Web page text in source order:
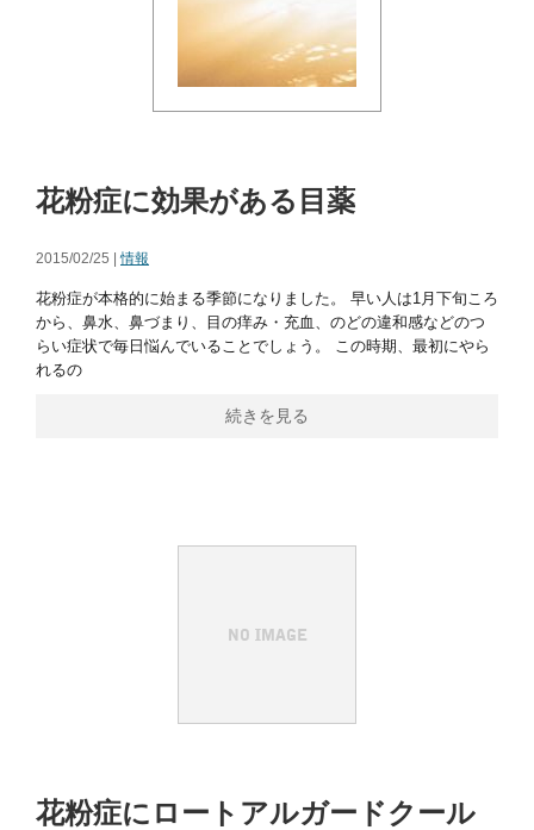
花粉症に効果がある目薬
2015/02/25 |情報
花粉症が本格的に始まる季節になりました。 早い人は1月下旬ころ
から、鼻水、鼻づまり、目の痒み・充血、のどの違和感などのつ
らい症状で毎日悩んでいることでしょう。 この時期、最初にやら
れるの
続きを見る
花粉症にロートアルガードクール